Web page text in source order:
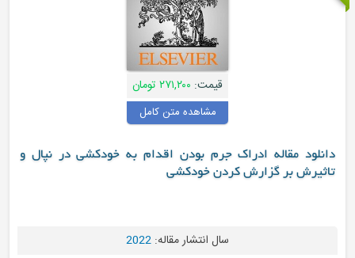
قیمت:۲۷۱,۲۰۰ تومان
مشاهده متن کامل
دانلود مقاله ادراک جرم بودن اقدام به خودکشی در نپال و
تاثیرش بر گزارش کردن خودکشی
سال انتشار مقاله:2022